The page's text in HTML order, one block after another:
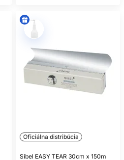
Oficiálna distribúcia
Sibel EASY TEAR 30cm x 150m